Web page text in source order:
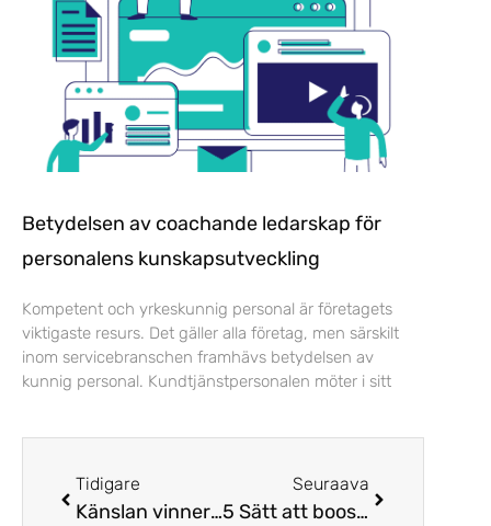
Betydelsen av coachande ledarskap för
personalens kunskapsutveckling
Kompetent och yrkeskunnig personal är företagets
viktigaste resurs. Det gäller alla företag, men särskilt
inom servicebranschen framhävs betydelsen av
kunnig personal. Kundtjänstpersonalen möter i sitt
Tidigare
Känslan vinner över förnuftet. Alltid.
Seuraava
5 Sätt att boosta effektiviteten i ett contact center!